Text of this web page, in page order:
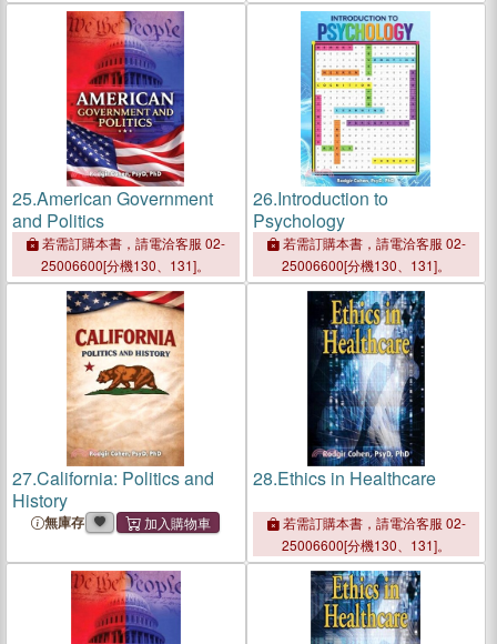
25.American Government
and Politics
若需訂購本書，請電洽客服 02-
25006600[分機130、131]。
26.Introduction to
Psychology
若需訂購本書，請電洽客服 02-
25006600[分機130、131]。
27.California: Politics and
History
無庫存
28.Ethics in Healthcare
若需訂購本書，請電洽客服 02-
25006600[分機130、131]。